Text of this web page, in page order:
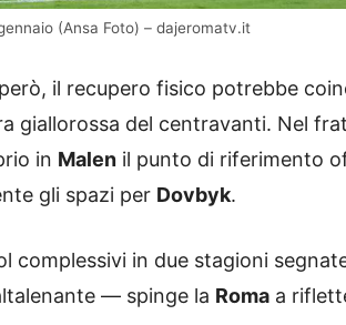
(Ansa Foto) – dajeromatv.it
il recupero fisico potrebbe
giallorossa del centravanti. Nel
in Malen il punto di riferimento
gli spazi per Dovbyk.
complessivi in due stagioni
— spinge la Roma a